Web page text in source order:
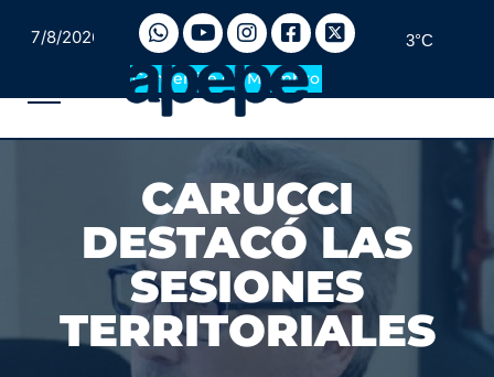
7/8/2026 3°C
Convertite en Miembro
CARUCCI
DESTACÓ LAS
SESIONES
TERRITORIALES